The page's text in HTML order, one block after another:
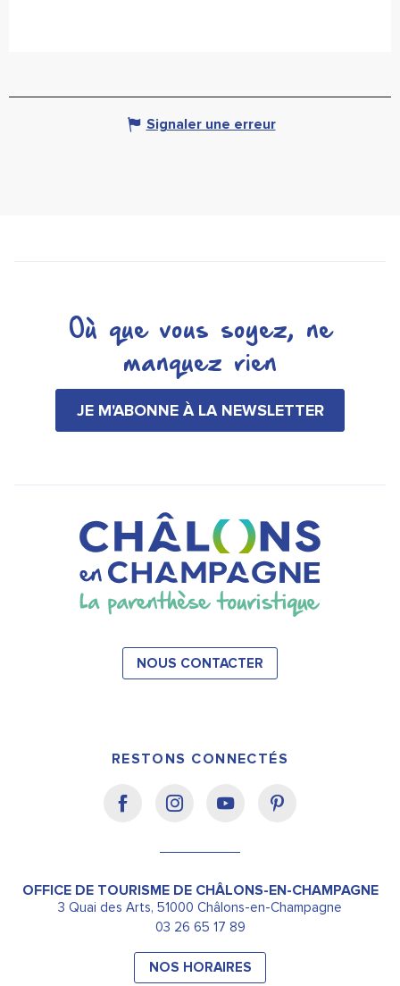
Signaler une erreur
Où que vous soyez, ne
manquez rien
JE M'ABONNE À LA NEWSLETTER
NOUS CONTACTER
RESTONS CONNECTÉS
OFFICE DE TOURISME DE CHÂLONS-EN-CHAMPAGNE
3 Quai des Arts, 51000 Châlons-en-Champagne
03 26 65 17 89
NOS HORAIRES